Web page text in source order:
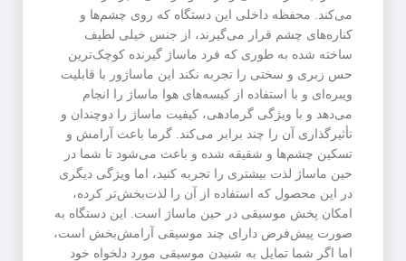
می‌کند. محفظه داخلی این دستگاه که روی چشم‌ها و
کناره‌های چشم قرار می‌گیرند، از جنس خیلی لطیف
ساخته شده به طوری که فرد ماساژ گیرنده کوچک‌ترین
حس زبری و سختی را تجربه نکند این ماساژور با قابلیت
ویبره‌ای و با استفاده از کیسه‌های هوا ماساژ را انجام
می‌دهد و با ویژگی گرمادهی، کیفیت ماساژ را دوچندان و
تأثیرگذاری آن را چند برابر می‌کند. گرما باعث آرامش و
تسکین چشم‌ها و شقیقه شده و باعث می‌شود تا شما در
حین ماساژ لذت بیشتری را تجربه کنید، اما ویژگی دیگری
در این محصول که استفاده از آن را لذت‌بخش‌تر کرده،
امکان پخش موسیقی در حین ماساژ است. این دستگاه به
صورت پیش‌فرض دارای چند موسیقی آرامش‌بخش است،
اما اگر شما تمایل به شنیدن موسیقی مورد دلخواه خود